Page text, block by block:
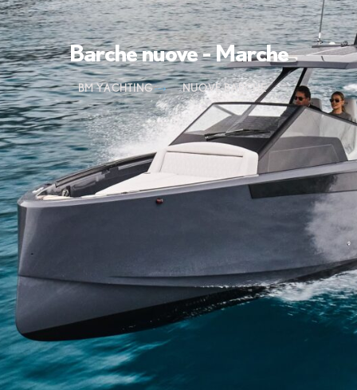
Barche nuove - Marche
BM YACHTING NUOVE BARCHE